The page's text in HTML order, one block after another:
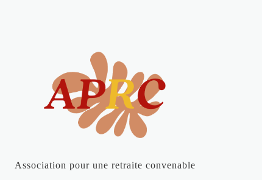
Association pour une retraite convenable